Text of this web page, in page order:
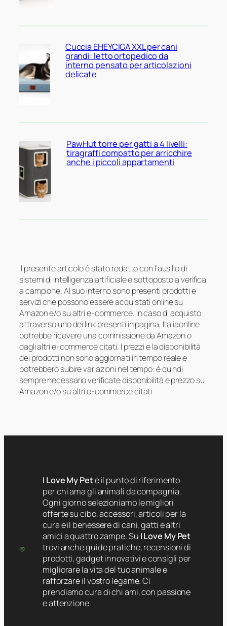
Cuccia EHEYCIGA XXL per cani
grandi: letto ortopedico da
interno pensato per articolazioni
delicate
PawHut torre per gatti a 4 livelli:
tiragraffi compatto per arricchire
anche i piccoli appartamenti
Il presente articolo è stato redatto con l’ausilio di
sistemi di intelligenza artificiale e sottoposto a verifica
a campione. Al suo interno sono presenti prodotti e
servizi che possono essere acquistati online su
Amazon e/o su altri e-commerce. In caso di acquisto
attraverso uno dei link presenti in pagina, Italiaonline
potrebbe ricevere una commissione da Amazon o
dagli altri e-commerce citati. I prezzi e la disponibilità
dei prodotti non sono aggiornati in tempo reale e
potrebbero subire variazioni nel tempo: è quindi
sempre necessario verificate disponibilità e prezzo su
Amazon e/o su altri e-commerce citati.
I Love My Petè il punto di riferimento
per chi ama gli animali da compagnia.
Ogni giorno selezioniamo le migliori
offerte su cibo, accessori, articoli per la
cura e il benessere di cani, gatti e altri
amici a quattro zampe. Su I Love My Pet
trovi anche guide pratiche, recensioni di
prodotti, gadget innovativi e consigli per
migliorare la vita del tuo animale e
rafforzare il vostro legame. Ci
prendiamo cura di chi ami, con passione
e attenzione.